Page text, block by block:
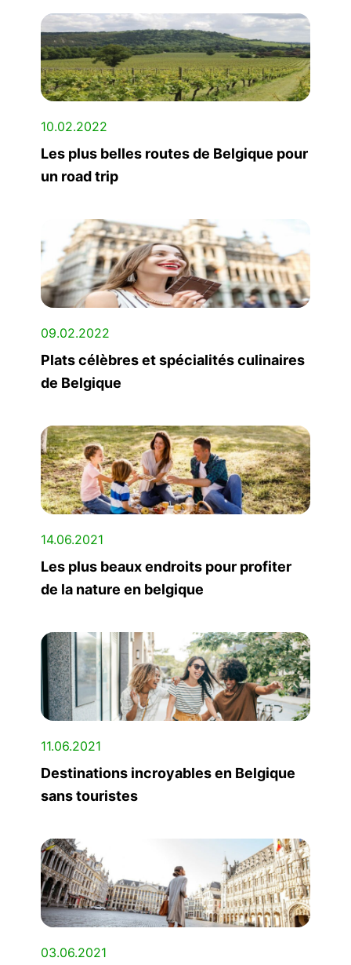
10.02.2022
Les plus belles routes de Belgique pour
un road trip
09.02.2022
Plats célèbres et spécialités culinaires
de Belgique
14.06.2021
Les plus beaux endroits pour profiter
de la nature en belgique
11.06.2021
Destinations incroyables en Belgique
sans touristes
03.06.2021